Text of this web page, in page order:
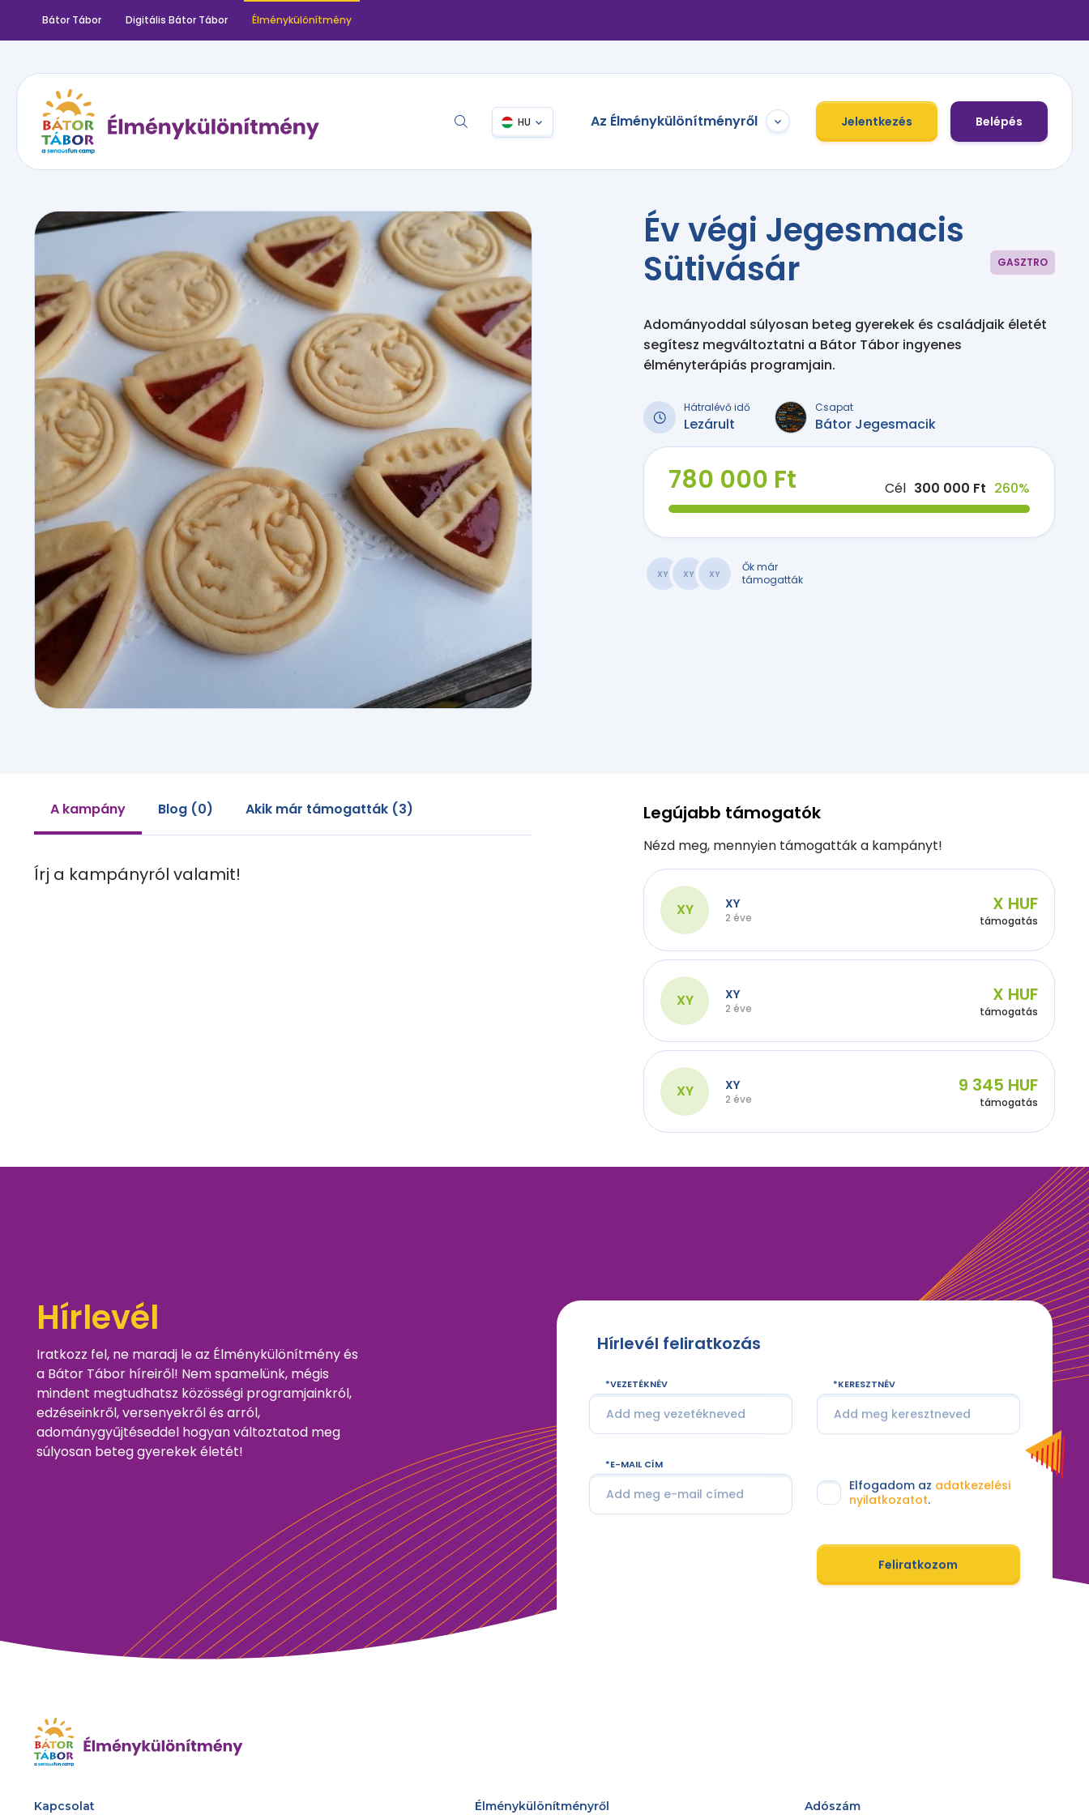
Bátor Tábor Digitális Bátor Tábor Élménykülönítmény
HU Az Élménykülönítményről Jelentkezés Belépés
Év végi Jegesmacis
Sütivásár
GASZTRO
Adományoddal súlyosan beteg gyerekek és családjaik életét
segítesz megváltoztatni a Bátor Tábor ingyenes
élményterápiás programjain.
Hátralévő idő
Lezárult
Csapat
Bátor Jegesmacik
780 000 Ft Cél 300 000 Ft 260%
XY XY XY
Ők már
támogatták
A kampány Blog (0) Akik már támogatták (3)
Írj a kampányról valamit!
Legújabb támogatók
Nézd meg, mennyien támogatták a kampányt!
XY XY
2 éve
X HUF
támogatás
XY XY
2 éve
X HUF
támogatás
XY XY
2 éve
9 345 HUF
támogatás
Hírlevél
Iratkozz fel, ne maradj le az Élménykülönítmény és
a Bátor Tábor híreiről! Nem spamelünk, mégis
mindent megtudhatsz közösségi programjainkról,
edzéseinkről, versenyekről és arról,
adománygyűjtéseddel hogyan változtatod meg
súlyosan beteg gyerekek életét!
Hírlevél feliratkozás
VEZETÉKNÉV KERESZTNÉV
E-MAIL CÍM
Elfogadom az adatkezelési
nyilatkozatot.
Feliratkozom
Kapcsolat Élménykülönítményről Adószám